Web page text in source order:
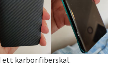
ett karbonfiberskal.